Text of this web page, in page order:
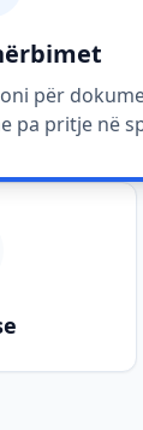
për
pa pritje në